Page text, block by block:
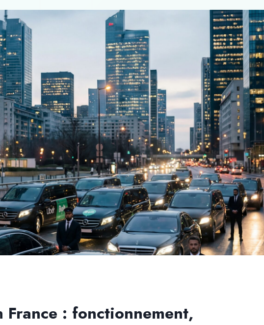
France : fonctionnement,